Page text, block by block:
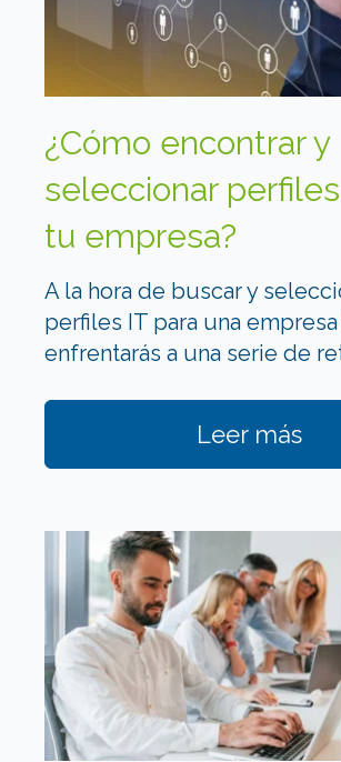
¿Cómo encontrar y
seleccionar
tu empresa?
A la hora de buscar y
perfiles IT para una
enfrentarás a una serie de
Leer más